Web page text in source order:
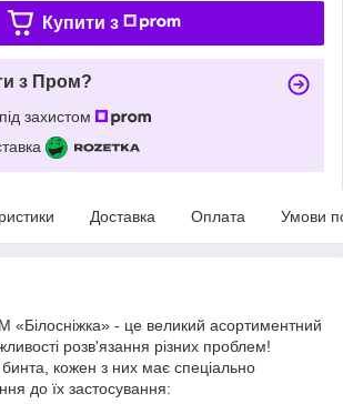
Купити з
з Пром?
захистом
Доставка Оплата Умови
«Білосніжка» - це великий асортиментний
розв'язання різних проблем!
кожен з них має спеціально
до їх застосування: